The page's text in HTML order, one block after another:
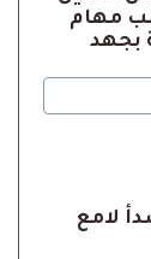
مهام
بجهد
لامع